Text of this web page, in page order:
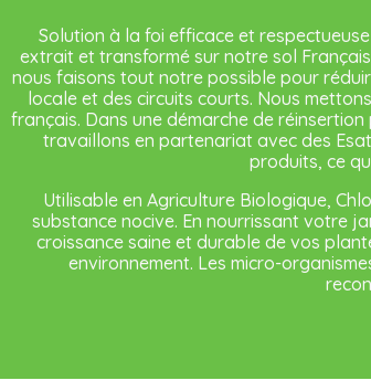
Solution à la foi efficace et
extrait et transformé sur notre sol
nous faisons tout notre possible pour
locale et des circuits courts. Nous
français. Dans une démarche de
travaillons en partenariat avec des
produits, ce
Utilisable en Agriculture Biologique,
substance nocive. En nourrissant votre
croissance saine et durable de vos
environnement. Les micro-